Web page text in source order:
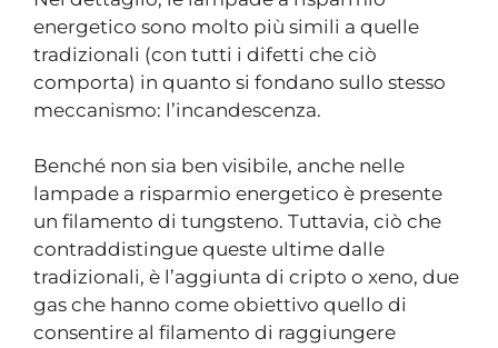
energetico sono molto più simili a quelle
tradizionali (con tutti i difetti che ciò
comporta) in quanto si fondano sullo stesso
meccanismo: l’incandescenza.
Benché non sia ben visibile, anche nelle
lampade a risparmio energetico è presente
un filamento di tungsteno. Tuttavia, ciò che
contraddistingue queste ultime dalle
tradizionali, è l’aggiunta di cripto o xeno, due
gas che hanno come obiettivo quello di
consentire al filamento di raggiungere